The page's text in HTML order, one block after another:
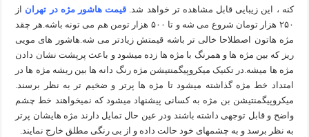
کنه ، این زیبایی قابل مشاهده تر خواهد شد. قیمت هاشور مژه در تهران از
۲۵۰ هزار تومان شروع می شه و تا ۵۰۰ هزار تومن هم می تونه باشه.هر چقد
مژه هاتون اصطلاحا خالی تر باشه قیمتش زیادتر می شه.هاشور های مویی
ریز که بین مژه ها و همرنگ با مژه ها زده میشود و باعث پرپشت نشان دادن
مژه ها میشه.در تکنیک میکروپیگمنتیشن مژه رنگ دانه ها بین ریشه مژه ها در
امتداد خط مژه گذاشته میشود تا مژه ها پرتر و ضخیم تر به نظر برسند.
میکروپیگمنتیشن بن مژه به کسانی پیشنهاد می‎شود که نمی‎خواهند خط چشم
واضح و قابل توجهی داشته باشند ودر عین حال تمایل دارند مژه هایشان پرتر
به نظر برسد و به چشم‎های خود حالت داده و از بی رنگی مطلق خارج نمایند.